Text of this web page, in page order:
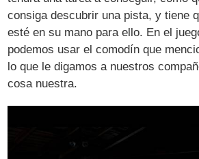
consiga descubrir una pista, y tiene
esté en su mano para ello. En el
podemos usar el comodín que
lo que le digamos a nuestros
cosa nuestra.